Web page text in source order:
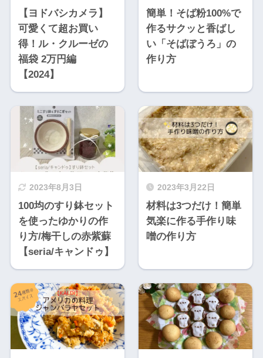
【ヨドバシカメラ】
可愛くて超お買い
得！ル・クルーゼの
福袋 2万円編
【2024】
簡単！そば粉100%で
作るサクッと香ばし
い「そばぼうろ」の
作り方
2023年8月3日
100均のすり鉢セット
を使ったゆかりの作
り方/梅干しの赤紫蘇
【seria/キャンドゥ】
2023年3月22日
材料は3つだけ！簡単
気楽に作る手作り味
噌の作り方